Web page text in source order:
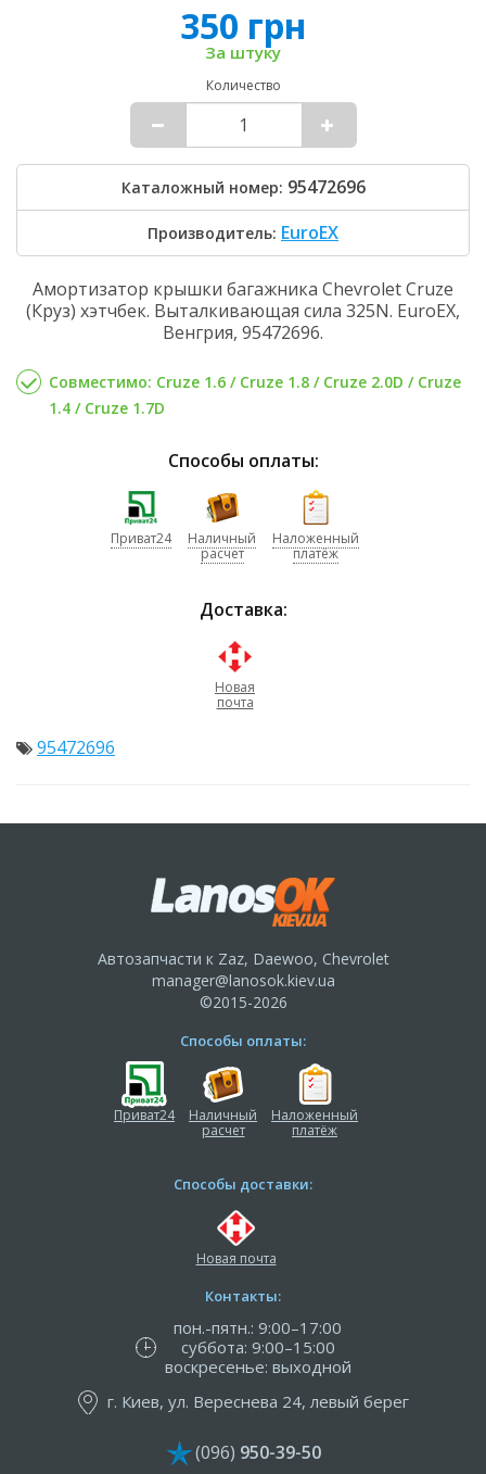
350 грн
За штуку
Количество
Каталожный номер: 95472696
Производитель: EuroEX
Амортизатор крышки багажника Chevrolet Cruze
(Круз) хэтчбек. Выталкивающая сила 325N. EuroEX,
Венгрия, 95472696.
Совместимо: Cruze 1.6 / Cruze 1.8 / Cruze 2.0D / Cruze
1.4 / Cruze 1.7D
Способы оплаты:
Приват24
Наличный
расчет
Наложенный
платёж
Доставка:
Новая
почта
95472696
Автозапчасти к Zaz, Daewoo, Chevrolet
manager@lanosok.kiev.ua
©2015-2026
Способы оплаты:
Приват24
Наличный
расчет
Наложенный
платёж
Способы доставки:
Новая почта
Контакты:
пон.-пятн.: 9:00–17:00
суббота: 9:00–15:00
воскресенье: выходной
г. Киев, ул. Вереснева 24, левый берег
(096) 950-39-50